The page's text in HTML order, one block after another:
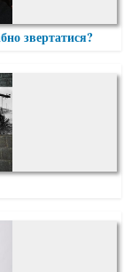
звертатися?